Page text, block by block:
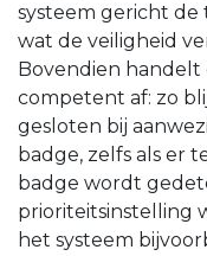
systeem gericht
wat de veiligheid
Bovendien
competent af: zo
gesloten bij
badge, zelfs als er
badge wordt
prioriteitsinstelling
het systeem